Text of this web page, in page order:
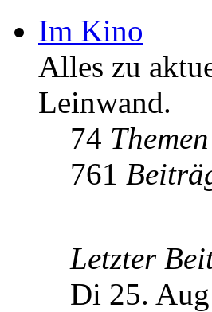
Im Kino
Alles zu
Leinwand.
74 Themen
761
Letzter
Di 25.